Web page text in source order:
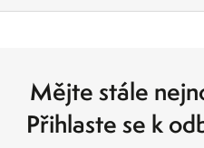
Mějte stále
Přihlaste se k